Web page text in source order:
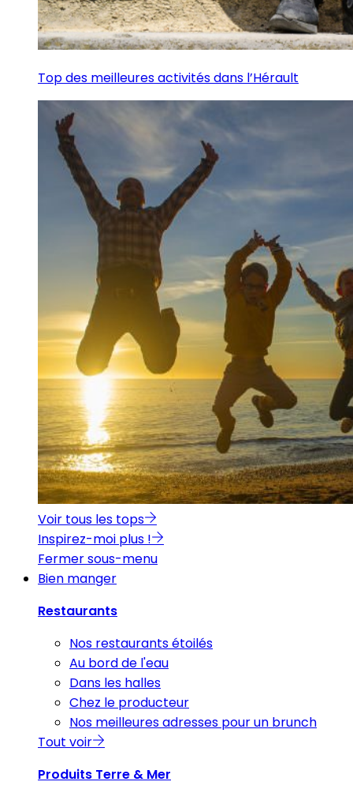
Top des meilleures activités dans l’Hérault
Voir tous les tops
Inspirez-moi plus !
Fermer sous-menu
Bien manger
Restaurants
Nos restaurants étoilés
Au bord de l'eau
Dans les halles
Chez le producteur
Nos meilleures adresses pour un brunch
Tout voir
Produits Terre & Mer